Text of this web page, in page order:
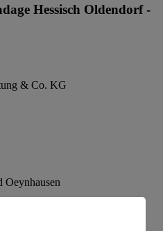
Hessisch Oldendorf -
& Co. KG
Oeynhausen
gem. § 27a UStG: DE